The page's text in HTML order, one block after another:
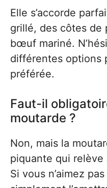
Elle s’accorde
grillé, des côtes de
bœuf mariné.
différentes options
préférée.
Faut-il
moutarde ?
Non, mais la
piquante qui
Si vous n’aimez